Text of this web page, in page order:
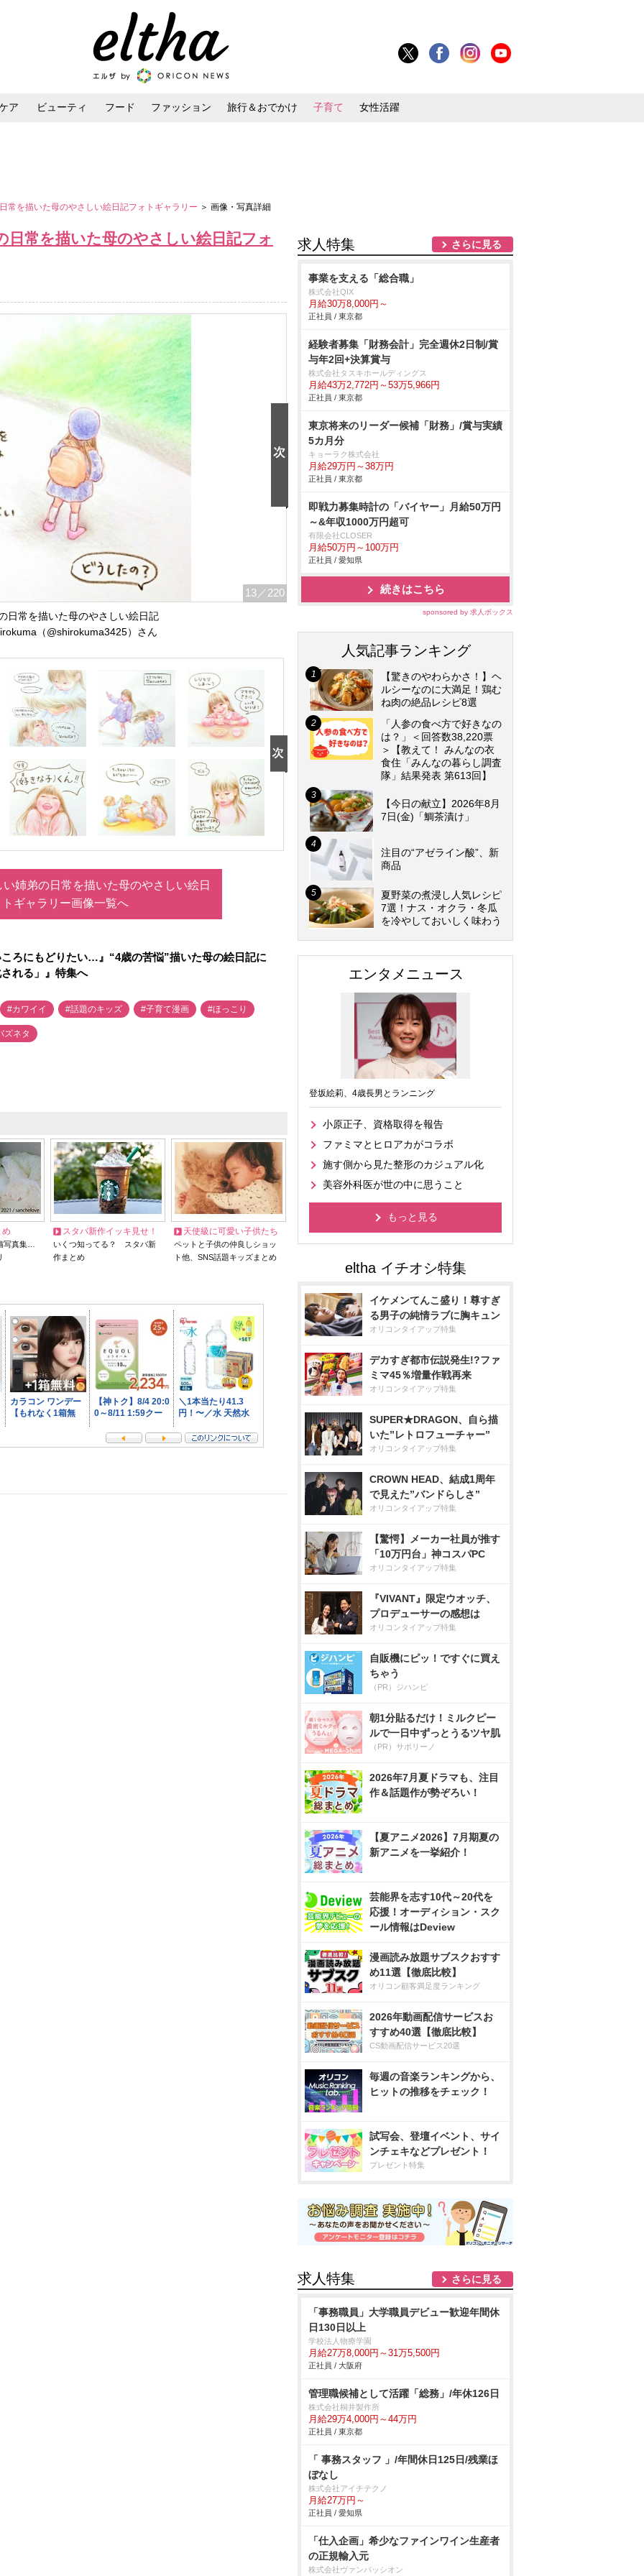
ア ビューティ フード ファッション 旅行＆おでかけ 子育て 女性活躍
常を描いた母のやさしい絵日記フォトギャラリー ＞ 画像・写真詳細
日常を描いた母のやさしい絵日記フォ
13 ／220
日常を描いた母のやさしい絵日記
（@shirokuma3425）さん
姉弟の日常を描いた母のやさしい絵日
ギャラリー画像一覧へ
ろにもどりたい…』“4歳の苦悩”描いた母の絵日記に
れる」』特集へ
#カワイイ #話題のキッズ #子育て漫画 #ほっこり
ズネタ
め
写真集…
スタバ新作イッキ見せ！
いくつ知ってる？ スタバ新
作まとめ
天使級に可愛い子供たち
ペットと子供の仲良しショッ
ト他、SNS話題キッズまとめ
求人特集 さらに見る
事業を支える「総合職」
株式会社QIX
月給30万8,000円～
正社員 / 東京都
経験者募集「財務会計」完全週休2日制/賞
与年2回+決算賞与
株式会社タスキホールディングス
月給43万2,772円～53万5,966円
正社員 / 東京都
東京将来のリーダー候補「財務」/賞与実績
5カ月分
キョーラク株式会社
月給29万円～38万円
正社員 / 東京都
即戦力募集時計の「バイヤー」月給50万円
～&年収1000万円超可
有限会社CLOSER
月給50万円～100万円
正社員 / 愛知県
続きはこちら
sponsored by 求人ボックス
人気記事ランキング
【驚きのやわらかさ！】ヘ
ルシーなのに大満足！鶏む
ね肉の絶品レシピ8選
「人参の食べ方で好きなの
は？」＜回答数38,220票
＞【教えて！ みんなの衣
食住「みんなの暮らし調査
隊」結果発表 第613回】
【今日の献立】2026年8月
7日(金)「鯛茶漬け」
注目の“アゼライン酸”、新
商品
夏野菜の煮浸し人気レシピ
7選！ナス・オクラ・冬瓜
を冷やしておいしく味わう
エンタメニュース
登坂絵莉、4歳長男とランニング
小原正子、資格取得を報告
ファミマとヒロアカがコラボ
施す側から見た整形のカジュアル化
美容外科医が世の中に思うこと
もっと見る
イケメンてんこ盛り！尊すぎ
る男子の純情ラブに胸キュン
オリコンタイアップ特集
デカすぎ都市伝説発生!?ファ
ミマ45％増量作戦再来
オリコンタイアップ特集
SUPER★DRAGON、自ら描
いた”レトロフューチャー”
オリコンタイアップ特集
CROWN HEAD、結成1周年
で見えた”バンドらしさ”
オリコンタイアップ特集
【驚愕】メーカー社員が推す
「10万円台」神コスパPC
オリコンタイアップ特集
『VIVANT』限定ウオッチ、
プロデューサーの感想は
オリコンタイアップ特集
自販機にピッ！ですぐに買え
ちゃう
（PR）ジハンピ
朝1分貼るだけ！ミルクピー
ルで一日中ずっとうるツヤ肌
（PR）サボリーノ
2026年7月夏ドラマも、注目
作＆話題作が勢ぞろい！
【夏アニメ2026】7月期夏の
新アニメを一挙紹介！
芸能界を志す10代～20代を
応援！オーディション・スク
ール情報はDeview
漫画読み放題サブスクおすす
め11選【徹底比較】
オリコン顧客満足度ランキング
2026年動画配信サービスお
すすめ40選【徹底比較】
CS動画配信サービス20選
毎週の音楽ランキングから、
ヒットの推移をチェック！
試写会、登壇イベント、サイ
ンチェキなどプレゼント！
プレゼント特集
求人特集 さらに見る
「事務職員」大学職員デビュー歓迎年間休
日130日以上
学校法人物療学園
月給27万8,000円～31万5,500円
正社員 / 大阪府
管理職候補として活躍「総務」/年休126日
株式会社桐井製作所
月給29万4,000円～44万円
正社員 / 東京都
「 事務スタッフ 」/年間休日125日/残業ほ
ぼなし
株式会社アイチテクノ
月給27万円～
正社員 / 愛知県
「仕入企画」希少なファインワイン生産者
の正規輸入元
株式会社ヴァンパッシオン